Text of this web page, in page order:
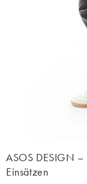
ASOS DESIGN –
Einsätzen